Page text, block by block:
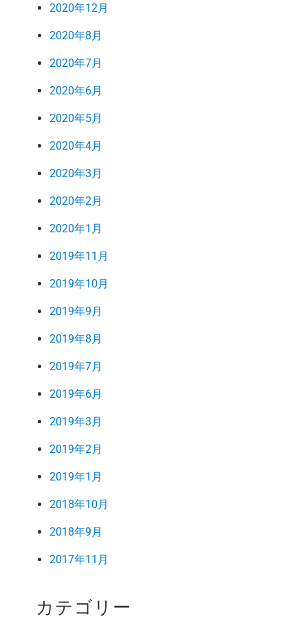
2020年12月
2020年8月
2020年7月
2020年6月
2020年5月
2020年4月
2020年3月
2020年2月
2020年1月
2019年11月
2019年10月
2019年9月
2019年8月
2019年7月
2019年6月
2019年3月
2019年2月
2019年1月
2018年10月
2018年9月
2017年11月
カテゴリー